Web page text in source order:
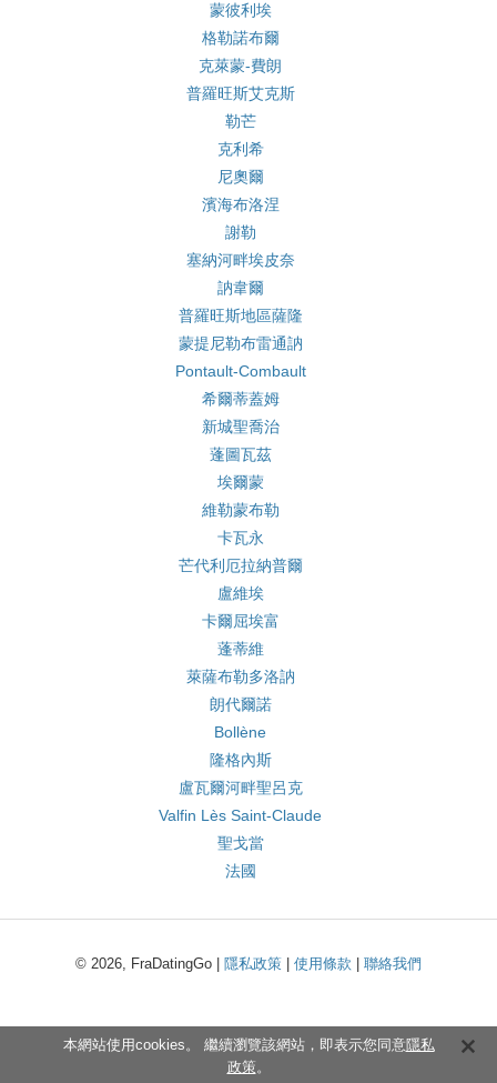
蒙彼利埃
格勒諾布爾
克萊蒙-費朗
普羅旺斯艾克斯
勒芒
克利希
尼奧爾
濱海布洛涅
謝勒
塞納河畔埃皮奈
訥韋爾
普羅旺斯地區薩隆
蒙提尼勒布雷通訥
Pontault-Combault
希爾蒂蓋姆
新城聖喬治
蓬圖瓦茲
埃爾蒙
維勒蒙布勒
卡瓦永
芒代利厄拉納普爾
盧維埃
卡爾屈埃富
蓬蒂維
萊薩布勒多洛訥
朗代爾諾
Bollène
隆格內斯
盧瓦爾河畔聖呂克
Valfin Lès Saint-Claude
聖戈當
法國
© 2026, FraDatingGo | 隱私政策 使用條款 聯絡我們
本網站使用cookies。 繼續瀏覽該網站，即表示您同意隱私
政策。